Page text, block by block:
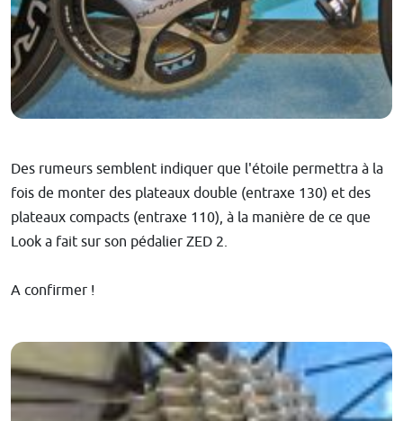
Des rumeurs semblent indiquer que l'étoile permettra à la
fois de monter des plateaux double (entraxe 130) et des
plateaux compacts (entraxe 110), à la manière de ce que
Look a fait sur son pédalier ZED 2.
A confirmer !